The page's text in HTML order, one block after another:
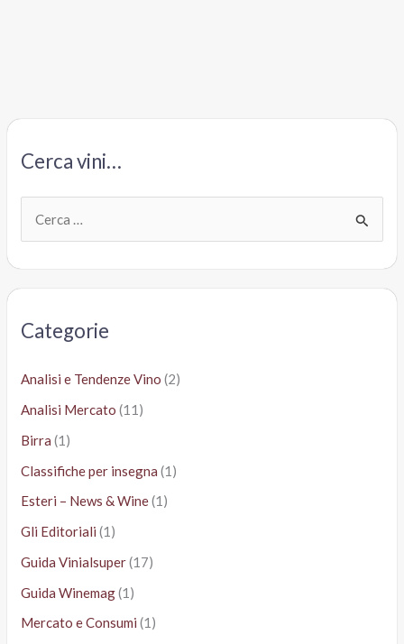
Cerca vini…
Categorie
Analisi e Tendenze Vino (2)
Analisi Mercato (11)
Birra (1)
Classifiche per insegna (1)
Esteri – News & Wine(1)
Gli Editoriali (1)
Guida Vinialsuper(17)
Guida Winemag(1)
Mercato e Consumi (1)